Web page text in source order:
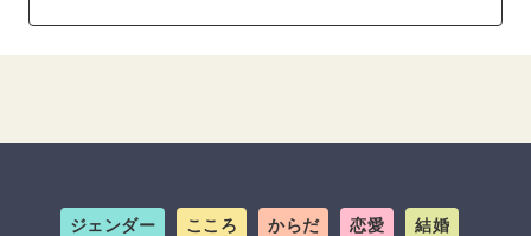
ジェンダー こころ からだ 恋愛 結婚